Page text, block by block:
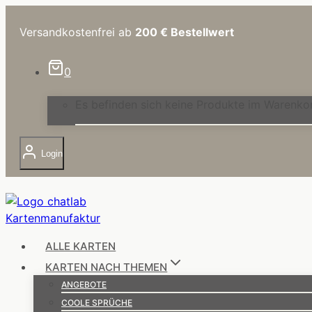
Inhalt
Versandkostenfrei ab 200 € Bestellwert
0
Login
ALLE KARTEN
KARTEN NACH THEMEN
ANGEBOTE
COOLE SPRÜCHE